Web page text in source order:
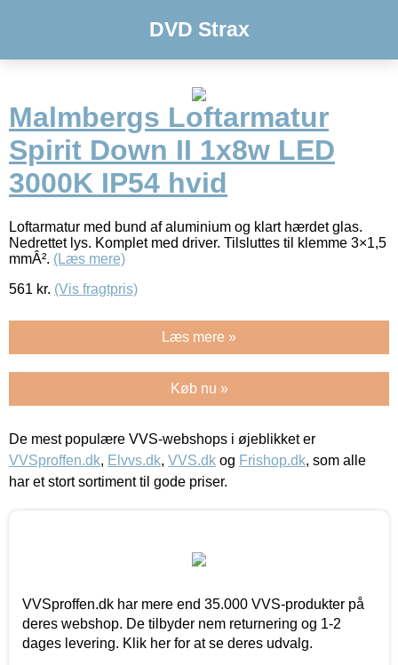
DVD Strax
Malmbergs Loftarmatur
Spirit Down II 1x8w LED
3000K IP54 hvid
Loftarmatur med bund af aluminium og klart hærdet glas.
Nedrettet lys. Komplet med driver. Tilsluttes til klemme 3×1,5
mmÂ². (Læs mere)
561 kr. (Vis fragtpris)
Læs mere »
Køb nu »
De mest populære VVS-webshops i øjeblikket er
VVSproffen.dk, Elvvs.dk, VVS.dk og Frishop.dk, som alle
har et stort sortiment til gode priser.
VVSproffen.dk har mere end 35.000 VVS-produkter på
deres webshop. De tilbyder nem returnering og 1-2
dages levering. Klik her for at se deres udvalg.